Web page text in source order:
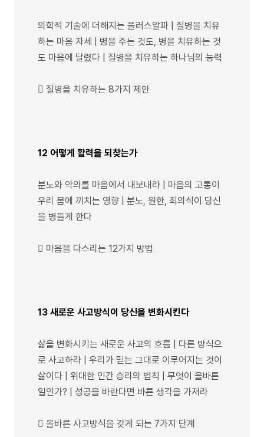
의학적 기술에 더해지는 플러스알파 | 질병을 치유
하는 마음 자세 | 병을 주는 것도, 병을 치유하는 것
도 마음에 달렸다 | 질병을 치유하는 하나님의 능력
 질병을 치유하는 8가지 제안
12 어떻게 활력을 되찾는가
분노와 악의를 마음에서 내보내라 | 마음의 고통이
우리 몸에 끼치는 영향 | 분노, 원한, 죄의식이 당신
을 병들게 한다
 마음을 다스리는 12가지 방법
13 새로운 사고방식이 당신을 변화시킨다
삶을 변화시키는 새로운 사고의 흐름 | 다른 방식으
로 사고하라 | 우리가 믿는 그대로 이루어지는 것이
삶이다 | 위대한 인간 승리의 법칙 | 무엇이 올바른
일인가? | 성공을 바란다면 바른 생각을 가져라
 올바른 사고방식을 갖게 되는 7가지 단계